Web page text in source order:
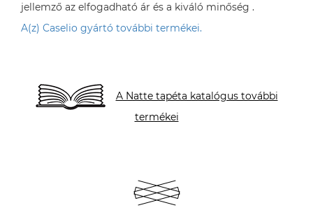
jellemző az elfogadható ár és a kiváló minőség .
A(z) Caselio gyártó további termékei.
A Natte tapéta katalógus további
termékei